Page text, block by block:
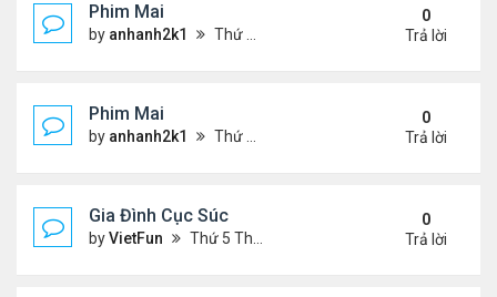
Phim Mai
by anhanh2k1 Thứ 2 Tháng 5 20, 2024 2:03 am
0
Trả lời
Phim Mai
by anhanh2k1 Thứ 6 Tháng 5 17, 2024 9:42 pm
0
Trả lời
Gia Đình Cục Súc
byVietFun Thứ 5 Tháng 1 19, 2023 4:42 pm
0
Trả lời